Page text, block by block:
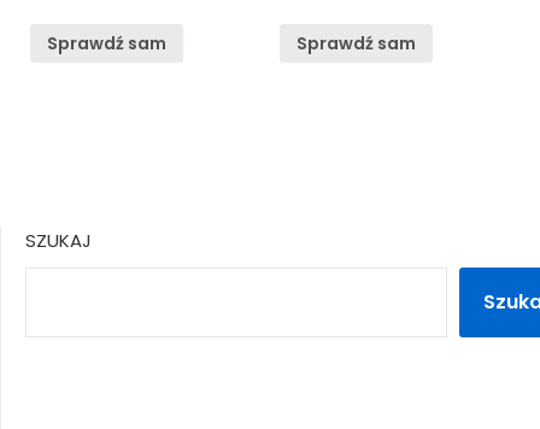
Sprawdź sam Sprawdź sam
SZUKAJ